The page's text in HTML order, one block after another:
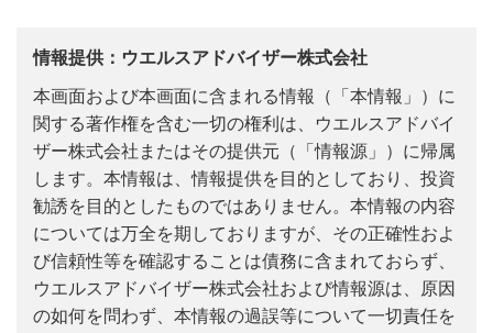
情報提供：ウエルスアドバイザー株式会社
本画面および本画面に含まれる情報（「本情報」）に
関する著作権を含む一切の権利は、ウエルスアドバイ
ザー株式会社またはその提供元（「情報源」）に帰属
します。本情報は、情報提供を目的としており、投資
勧誘を目的としたものではありません。本情報の内容
については万全を期しておりますが、その正確性およ
び信頼性等を確認することは債務に含まれておらず、
ウエルスアドバイザー株式会社および情報源は、原因
の如何を問わず、本情報の過誤等について一切責任を